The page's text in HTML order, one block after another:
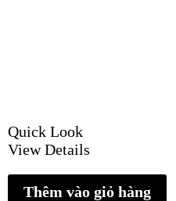
Quick Look
View Details
Thêm vào giỏ hàng